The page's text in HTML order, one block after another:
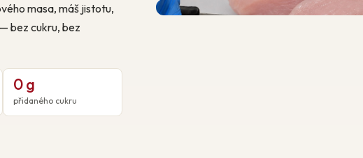
masa, máš jistotu,
bez cukru, bez
0 g
přidaného cukru